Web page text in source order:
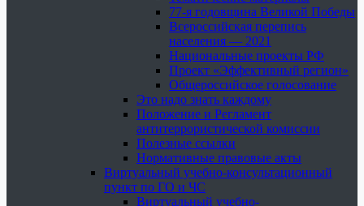
77-я годовщина Великой Победы
Всероссийская перепись
населения — 2021
Национальные проекты РФ
Проект «Эффективный регион»
Общероссийское голосование
Это надо знать каждому
Положение и Регламент
антитеррористической комиссии
Полезные ссылки
Нормативные правовые акты
Виртуальный учебно-консультационный
пункт по ГО и ЧС
Виртуальный учебно-